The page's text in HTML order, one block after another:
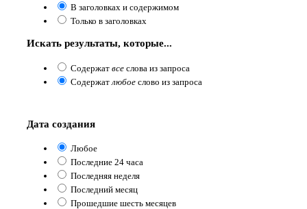
В заголовках и содержимом
Только в заголовках
Искать результаты, которые...
Содержат все слова из запроса
Содержат любое слово из запроса
Дата создания
Любое
Последние 24 часа
Последняя неделя
Последний месяц
Прошедшие шесть месяцев